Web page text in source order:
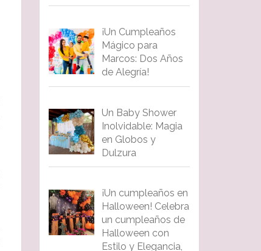
¡Un Cumpleaños
Mágico para
Marcos: Dos Años
de Alegría!
Un Baby Shower
Inolvidable: Magia
en Globos y
Dulzura
¡Un cumpleaños en
Halloween! Celebra
un cumpleaños de
Halloween con
Estilo y Elegancia,